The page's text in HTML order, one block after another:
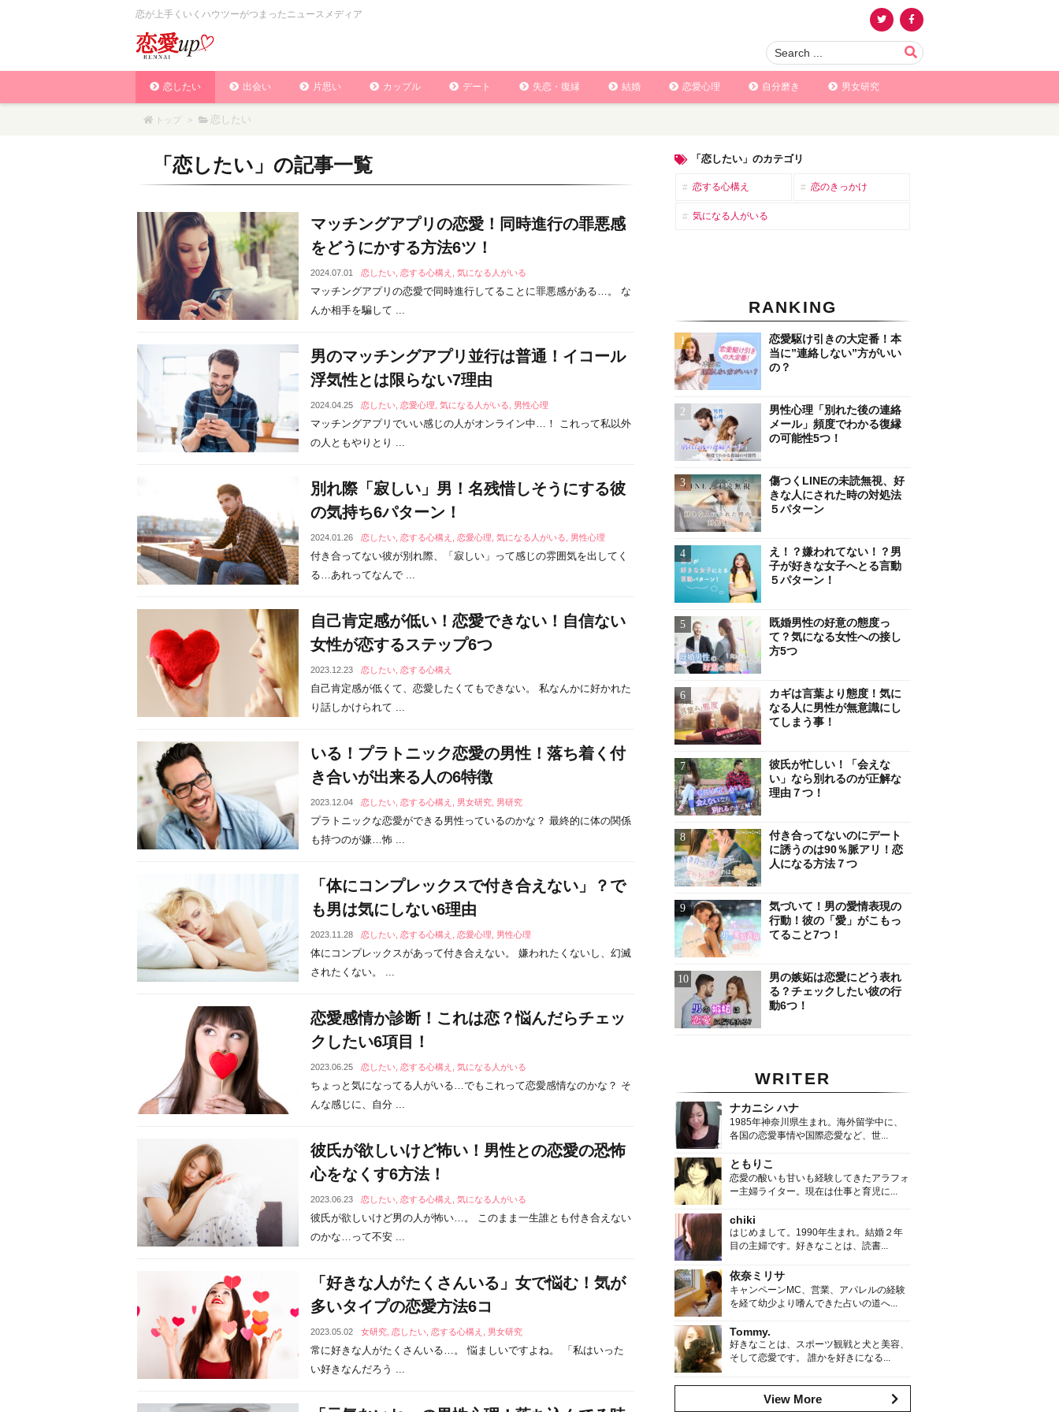
恋が上手くいくハウツーがつまったニュースメディア
恋したい 出会い 片思い カップル デート 失恋・復縁 結婚 恋愛心理 自分磨き 男女研究
トップ > 恋したい
「 恋したい 」の記事一覧
マッチングアプリの恋愛！同時進行の罪悪感
をどうにかする方法6ツ！
2024.07.01 恋したい ,恋する心構え ,気になる人がいる
マッチングアプリの恋愛で同時進行してることに罪悪感がある…。 な
んか相手を騙して ...
男のマッチングアプリ並行は普通！イコール
浮気性とは限らない7理由
2024.04.25 恋したい ,恋愛心理 ,気になる人がいる 男性心理
マッチングアプリでいい感じの人がオンライン中…！ これって私以外
の人ともやりとり ...
別れ際「寂しい」男！名残惜しそうにする彼
の気持ち6パターン！
2024.01.26 恋したい ,恋する心構え ,恋愛心理 ,気になる人がいる 男性心理
付き合ってない彼が別れ際、「寂しい」って感じの雰囲気を出してく
る…あれってなんで ...
自己肯定感が低い！恋愛できない！自信ない
女性が恋するステップ6つ
2023.12.23 恋したい ,恋する心構え
自己肯定感が低くて、恋愛したくてもできない。 私なんかに好かれた
り話しかけられて ...
いる！プラトニック恋愛の男性！落ち着く付
き合いが出来る人の6特徴
2023.12.04 恋したい ,恋する心構え 男女研究 男研究
プラトニックな恋愛ができる男性っているのかな？ 最終的に体の関係
も持つのが嫌…怖 ...
「体にコンプレックスで付き合えない」？で
も男は気にしない6理由
2023.11.28 恋したい ,恋する心構え ,恋愛心理 男性心理
体にコンプレックスがあって付き合えない。 嫌われたくないし、幻滅
されたくない。 ...
恋愛感情か診断！これは恋？悩んだらチェッ
クしたい6項目！
2023.06.25 恋したい ,恋する心構え ,気になる人がいる
ちょっと気になってる人がいる…でもこれって恋愛感情なのかな？ そ
んな感じに、自分 ...
彼氏が欲しいけど怖い！男性との恋愛の恐怖
心をなくす6方法！
2023.06.23 恋したい ,恋する心構え ,気になる人がいる
彼氏が欲しいけど男の人が怖い…。 このまま一生誰とも付き合えない
のかな…って不安 ...
「好きな人がたくさんいる」女で悩む！気が
多いタイプの恋愛方法6コ
2023.05.02 女研究 ,恋したい ,恋する心構え 男女研究
常に好きな人がたくさんいる…。 悩ましいですよね。 「私はいった
い好きなんだろう ...
「恋したい」のカテゴリ
恋する心構え 恋のきっかけ
気になる人がいる
RANKING
恋愛駆け引きの大定番！本
当に”連絡しない”方がいい
の？
男性心理「別れた後の連絡
メール」頻度でわかる復縁
の可能性5つ！
傷つくLINEの未読無視、好
きな人にされた時の対処法
５パターン
え！？嫌われてない！？男
子が好きな女子へとる言動
５パターン！
既婚男性の好意の態度っ
て？気になる女性への接し
方5つ
カギは言葉より態度！気に
なる人に男性が無意識にし
てしまう事！
彼氏が忙しい！「会えな
い」なら別れるのが正解な
理由７つ！
付き合ってないのにデート
に誘うのは90％脈アリ！恋
人になる方法７つ
気づいて！男の愛情表現の
行動！彼の「愛」がこもっ
てること7つ！
男の嫉妬は恋愛にどう表れ
る？チェックしたい彼の行
動6つ！
WRITER
ナカニシ ハナ
1985年神奈川県生まれ。海外留学中に、
各国の恋愛事情や国際恋愛など、世...
ともりこ
恋愛の酸いも甘いも経験してきたアラフォ
ー主婦ライター。現在は仕事と育児に...
chiki
はじめまして。1990年生まれ。結婚２年
目の主婦です。好きなことは、読書...
依奈ミリサ
キャンペーンMC、営業、アパレルの経験
を経て幼少より嗜んできた占いの道へ...
Tommy.
好きなことは、スポーツ観戦と犬と美容、
そして恋愛です。 誰かを好きになる...
View More